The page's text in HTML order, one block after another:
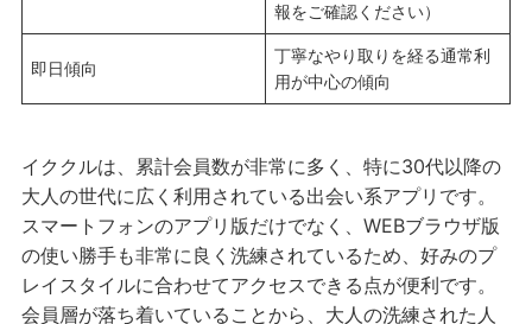
報をご確認ください）
即日傾向
丁寧なやり取りを経る通常利
用が中心の傾向
イククルは、累計会員数が非常に多く、特に30代以降の
大人の世代に広く利用されている出会い系アプリです。
スマートフォンのアプリ版だけでなく、WEBブラウザ版
の使い勝手も非常に良く洗練されているため、好みのプ
レイスタイルに合わせてアクセスできる点が便利です。
会員層が落ち着いていることから、大人の洗練された人